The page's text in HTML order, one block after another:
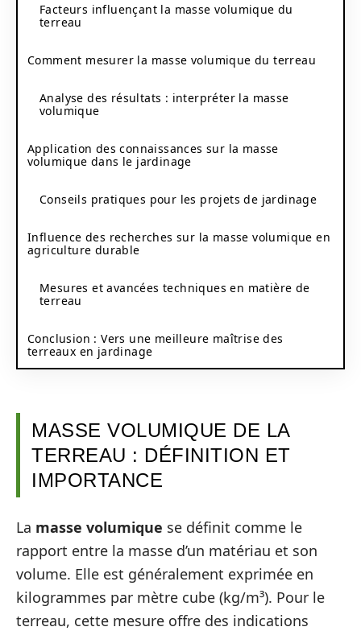
Facteurs influençant la masse volumique du
terreau
Comment mesurer la masse volumique du terreau
Analyse des résultats : interpréter la masse
volumique
Application des connaissances sur la masse
volumique dans le jardinage
Conseils pratiques pour les projets de jardinage
Influence des recherches sur la masse volumique en
agriculture durable
Mesures et avancées techniques en matière de
terreau
Conclusion : Vers une meilleure maîtrise des
terreaux en jardinage
MASSE VOLUMIQUE DE LA
TERREAU : DÉFINITION ET
IMPORTANCE
La masse volumique se définit comme le
rapport entre la masse d’un matériau et son
volume. Elle est généralement exprimée en
kilogrammes par mètre cube (kg/m³). Pour le
terreau, cette mesure offre des indications